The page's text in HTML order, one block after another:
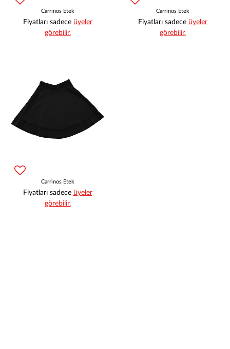
Carrinos Etek
Fiyatları sadece üyeler
görebilir.
Carrinos Etek
Fiyatları sadece üyeler
görebilir.
Carrinos Etek
Fiyatları sadece üyeler
görebilir.